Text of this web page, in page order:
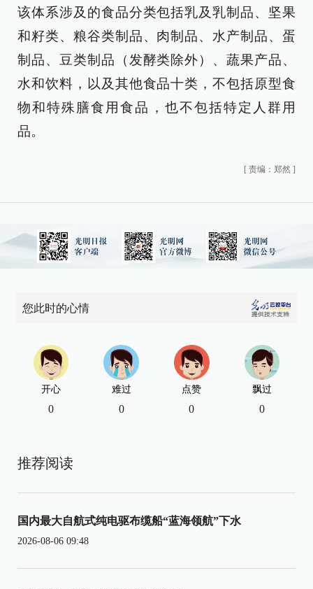
该体系涉及的食品分类包括乳及乳制品、坚果
和籽类、粮谷类制品、肉制品、水产制品、蛋
制品、豆类制品（发酵类除外）、蔬果产品、
水和饮料，以及其他食品十类，不包括原型食
物和特殊膳食用食品，也不包括特定人群用
品。
[ 责编：郑然 ]
您此时的心情
开心
0
难过
0
点赞
0
飘过
0
推荐阅读
国内最大自航式纯电驱布缆船“蓝海领航”下水
2026-08-06 09:48